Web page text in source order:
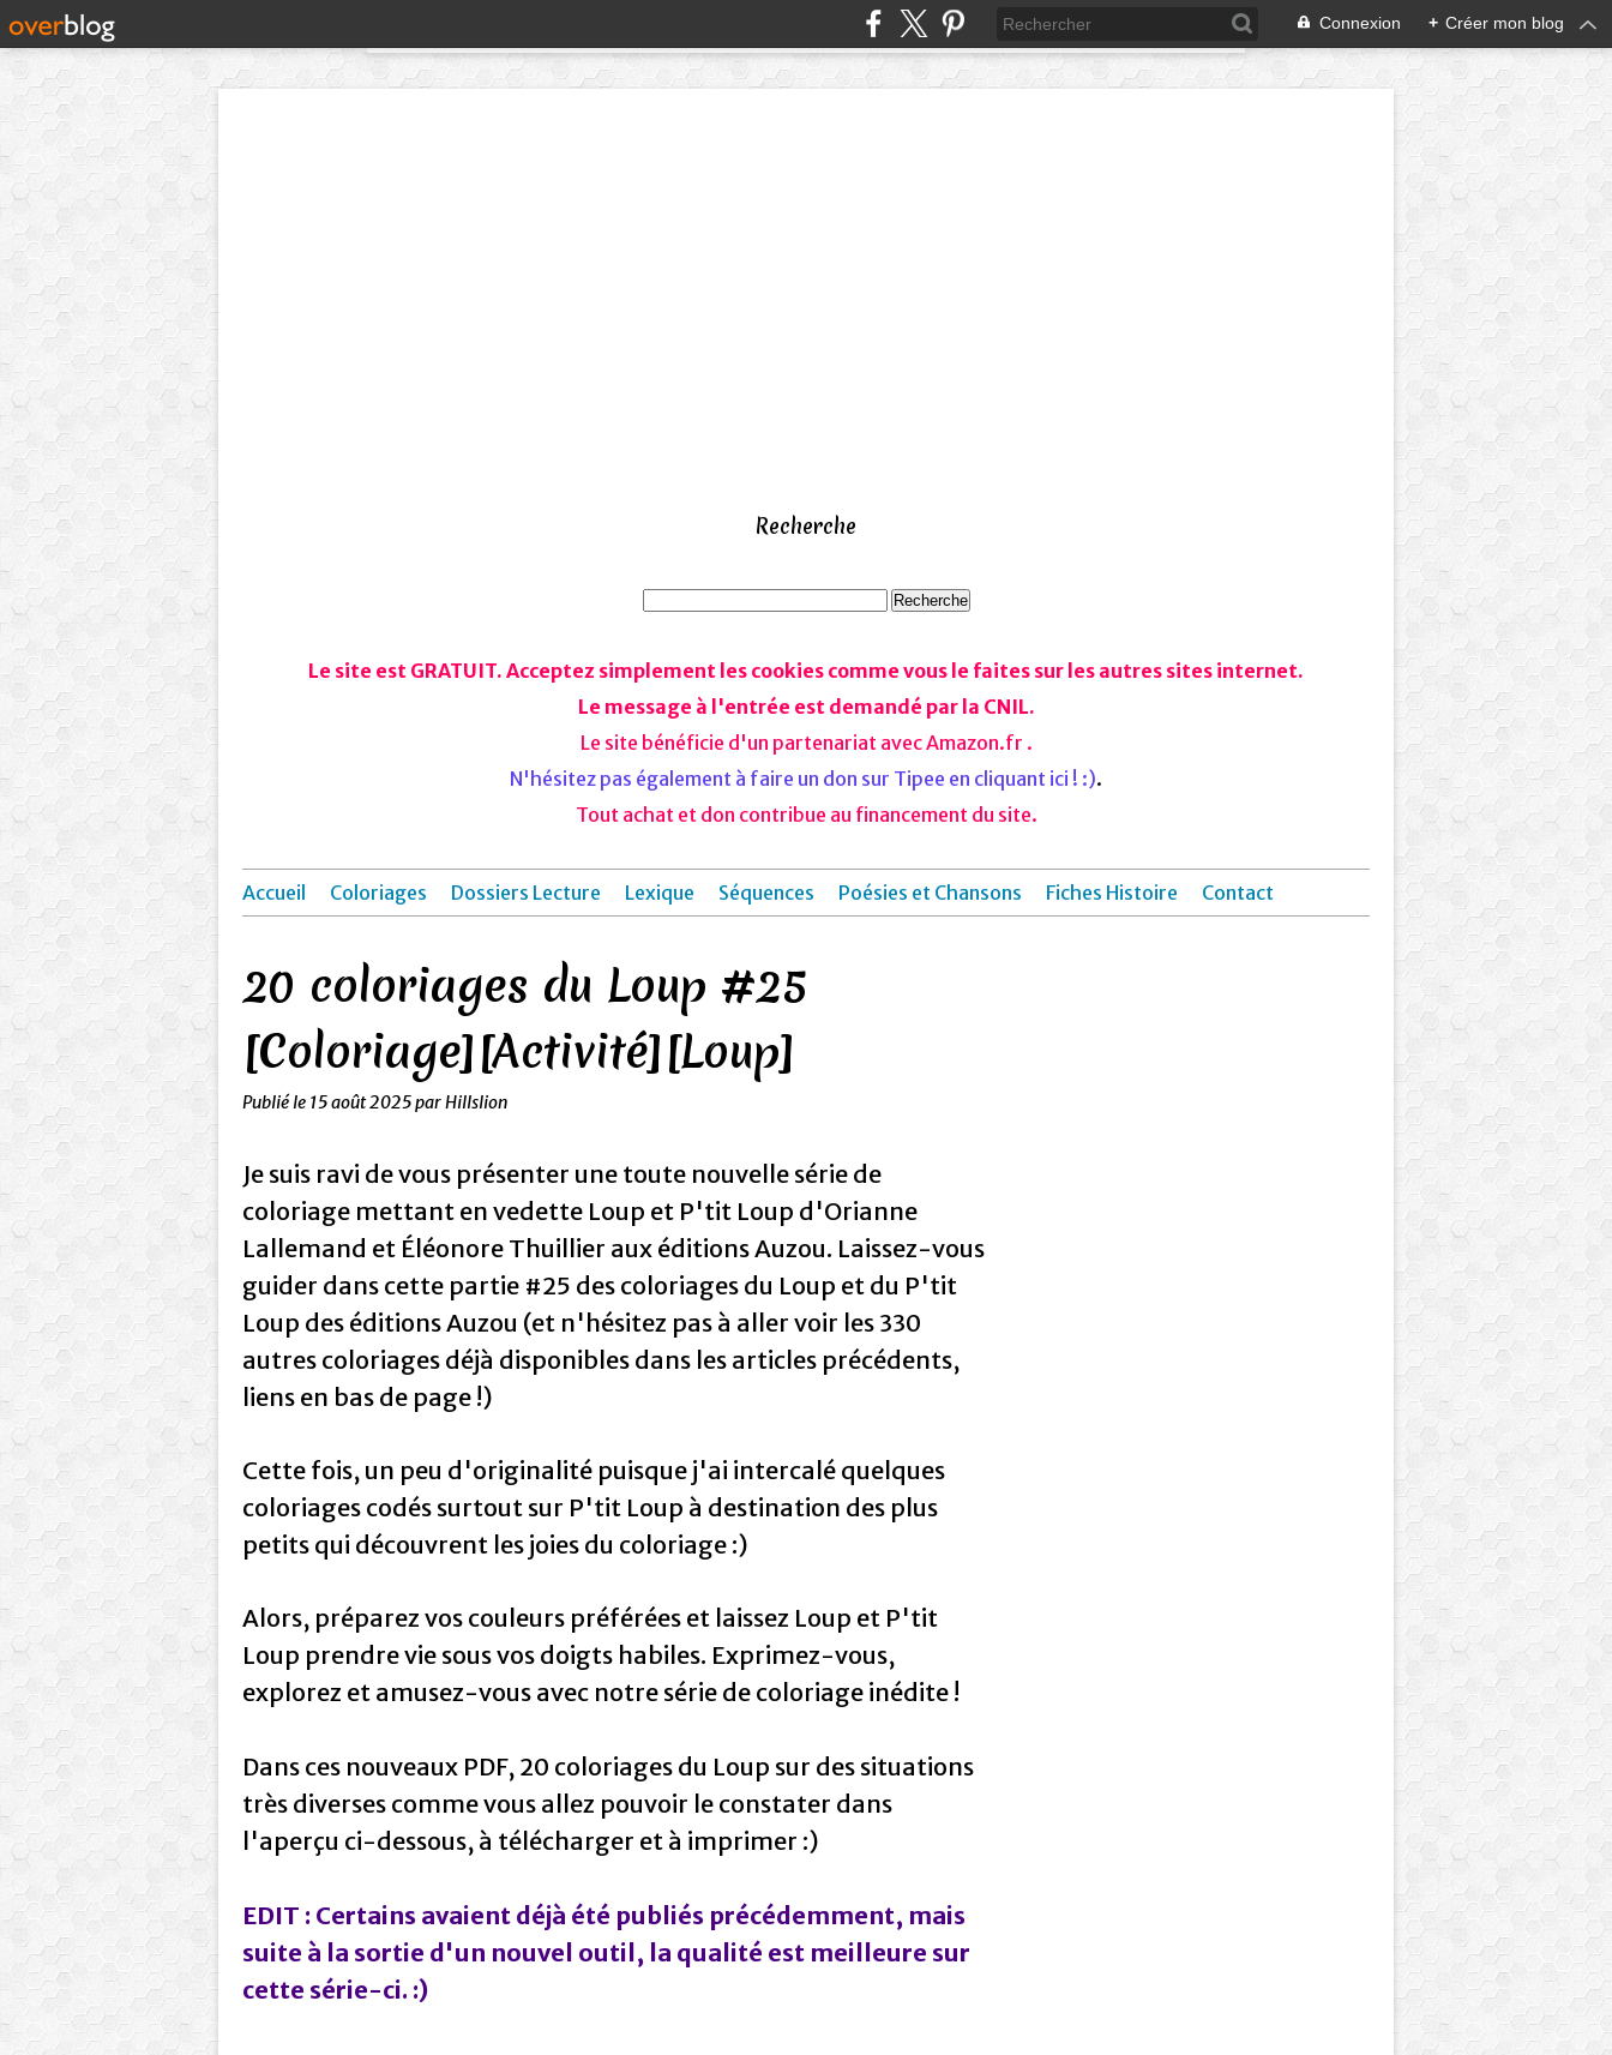
Connexion + Créer mon blog
Recherche
Le site est GRATUIT. Acceptez simplement les cookies comme vous le faites sur les autres sites internet.
Le message à l'entrée est demandé par la CNIL.
Le site bénéficie d'un partenariat avec Amazon.fr .
N'hésitez pas également à faire un don sur Tipee en cliquant ici ! :).
Tout achat et don contribue au financement du site.
Accueil Coloriages Dossiers Lecture Lexique Séquences Poésies et Chansons Fiches Histoire Contact
20 coloriages du Loup #25
[Coloriage][Activité][Loup]
Publié le 15 août 2025par Hillslion
Je suis ravi de vous présenter une toute nouvelle série de
coloriage mettant en vedette Loup et P'tit Loup d'Orianne
Lallemand et Éléonore Thuillier aux éditions Auzou. Laissez-vous
guider dans cette partie #25 des coloriages du Loup et du P'tit
Loup des éditions Auzou (et n'hésitez pas à aller voir les 330
autres coloriages déjà disponibles dans les articles précédents,
liens en bas de page !)
Cette fois, un peu d'originalité puisque j'ai intercalé quelques
coloriages codés surtout sur P'tit Loup à destination des plus
petits qui découvrent les joies du coloriage :)
Alors, préparez vos couleurs préférées et laissez Loup et P'tit
Loup prendre vie sous vos doigts habiles. Exprimez-vous,
explorez et amusez-vous avec notre série de coloriage inédite !
Dans ces nouveaux PDF, 20 coloriages du Loup sur des situations
très diverses comme vous allez pouvoir le constater dans
l'aperçu ci-dessous, à télécharger et à imprimer :)
EDIT : Certains avaient déjà été publiés précédemment, mais
suite à la sortie d'un nouvel outil, la qualité est meilleure sur
cette série-ci. :)